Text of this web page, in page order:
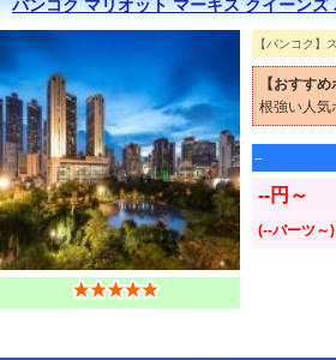
バンコク マリオット マーキス クイーンズ
【バンコク】
【おすすめ
根強い人気
--
--円～
(--バーツ～)